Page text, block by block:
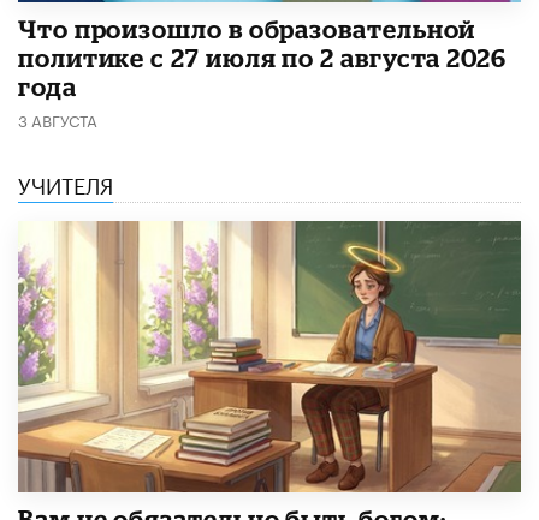
​Что произошло в образовательной
политике с 27 июля по 2 августа 2026
года
3 АВГУСТА
УЧИТЕЛЯ